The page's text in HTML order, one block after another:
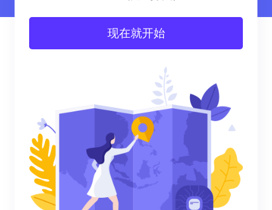
现在就开始